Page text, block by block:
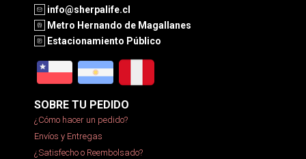
info@sherpalife.cl
Metro Hernando de Magallanes
Estacionamiento Público
SOBRE TU PEDIDO
¿Cómo hacer un pedido?
Envíos y Entregas
¿Satisfecho o Reembolsado?